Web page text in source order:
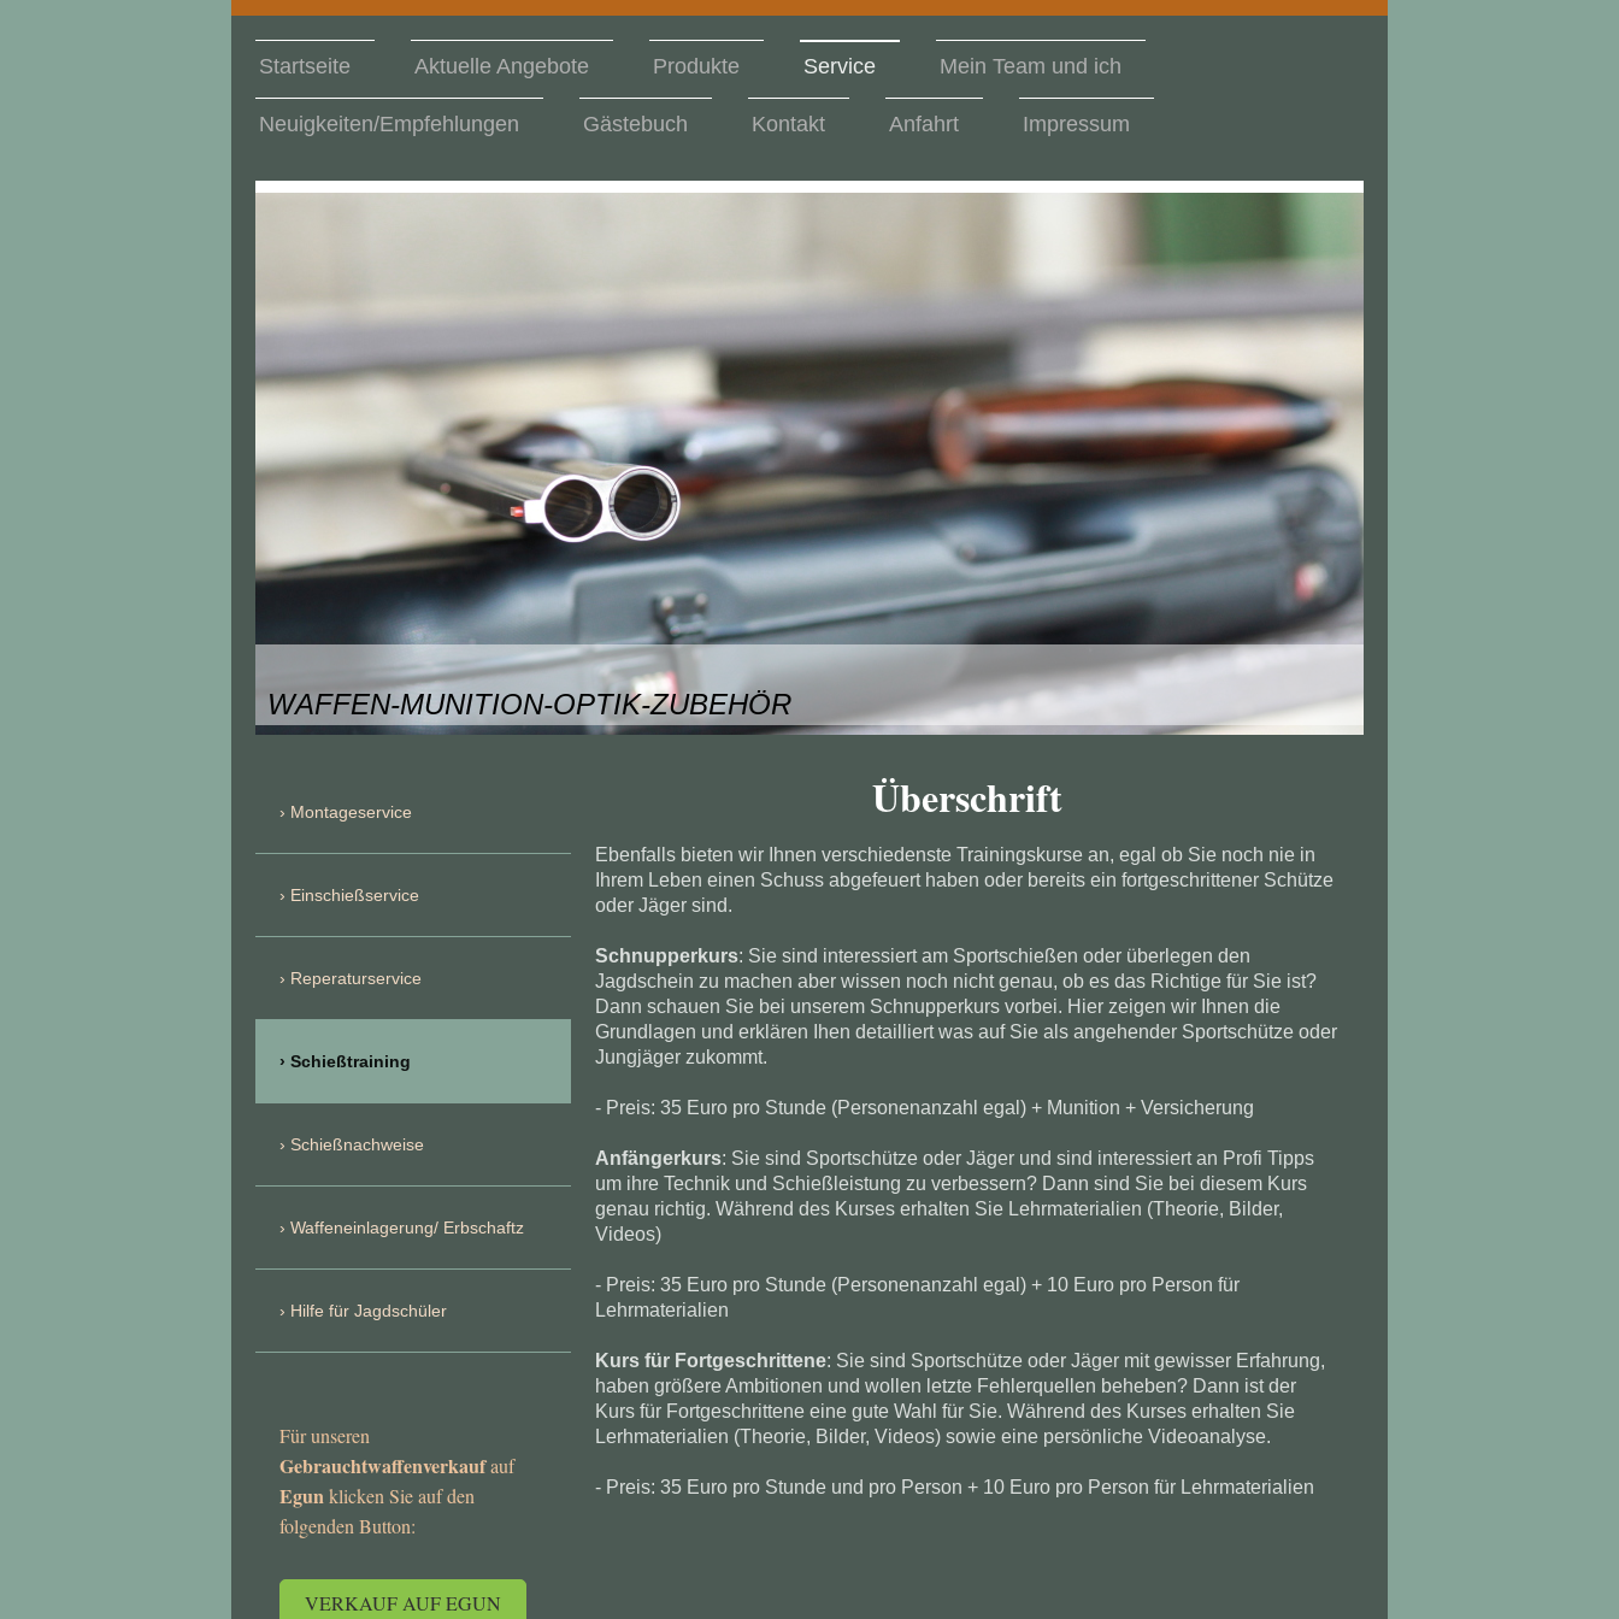
Startseite Aktuelle Angebote Produkte Service Mein Team und ich
Neuigkeiten/Empfehlungen Gästebuch Kontakt Anfahrt Impressum
WAFFEN-MUNITION-OPTIK-ZUBEHÖR
Überschrift
Ebenfalls bieten wir Ihnen verschiedenste Trainingskurse an, egal ob Sie noch nie in
Ihrem Leben einen Schuss abgefeuert haben oder bereits ein fortgeschrittener Schütze
oder Jäger sind.
Schnupperkurs: Sie sind interessiert am Sportschießen oder überlegen den
Jagdschein zu machen aber wissen noch nicht genau, ob es das Richtige für Sie ist?
Dann schauen Sie bei unserem Schnupperkurs vorbei. Hier zeigen wir Ihnen die
Grundlagen und erklären Ihen detailliert was auf Sie als angehender Sportschütze oder
Jungjäger zukommt.
- Preis: 35 Euro pro Stunde (Personenanzahl egal) + Munition + Versicherung
Anfängerkurs: Sie sind Sportschütze oder Jäger und sind interessiert an Profi Tipps
um ihre Technik und Schießleistung zu verbessern? Dann sind Sie bei diesem Kurs
genau richtig. Während des Kurses erhalten Sie Lehrmaterialien (Theorie, Bilder,
Videos)
- Preis: 35 Euro pro Stunde (Personenanzahl egal) + 10 Euro pro Person für
Lehrmaterialien
Kurs für Fortgeschrittene: Sie sind Sportschütze oder Jäger mit gewisser Erfahrung,
haben größere Ambitionen und wollen letzte Fehlerquellen beheben? Dann ist der
Kurs für Fortgeschrittene eine gute Wahl für Sie. Während des Kurses erhalten Sie
Lerhmaterialien (Theorie, Bilder, Videos) sowie eine persönliche Videoanalyse.
- Preis: 35 Euro pro Stunde und pro Person + 10 Euro pro Person für Lehrmaterialien
Montageservice
Einschießservice
Reperaturservice
Schießtraining
Schießnachweise
Waffeneinlagerung/ Erbschaftz
Hilfe für Jagdschüler
Für unseren
Gebrauchtwaffenverkaufauf
Egunklicken Sie auf den
folgenden Button:
VERKAUF AUF EGUN